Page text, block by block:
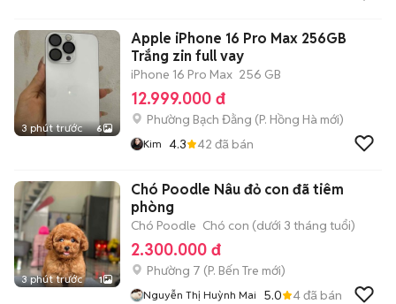
3 phút trước 6
Apple iPhone 16 Pro Max 256GB
Trắng zin full vay
iPhone 16 Pro Max 256 GB
12.999.000 đ
Phường Bạch Đằng (P. Hồng Hà mới)
Kim 4.3 42 đã bán
3 phút trước 1
Chó Poodle Nâu đỏ con đã tiêm
phòng
Chó Poodle Chó con (dưới 3 tháng tuổi)
2.300.000 đ
Phường 7 (P. Bến Tre mới)
Nguyễn Thị Huỳnh Mai 5.0 4đã bán